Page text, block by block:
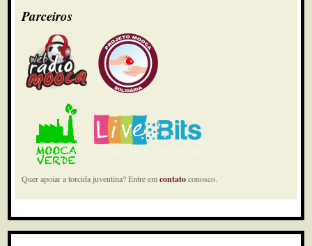
Parceiros
Quer apoiar a torcida juventina? Entre emcontatoconosco.